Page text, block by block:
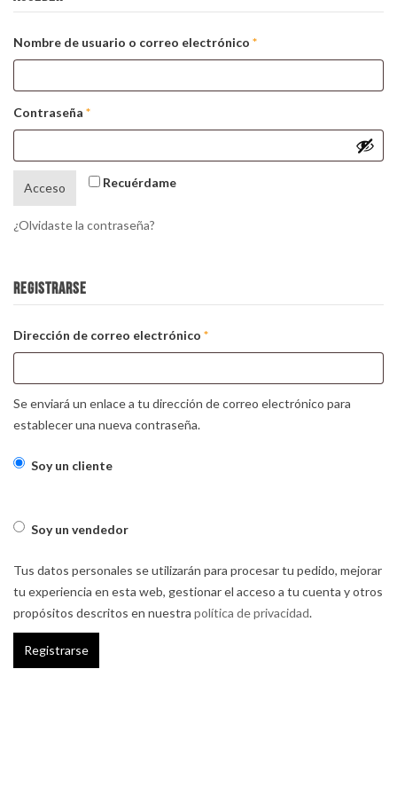
Nombre de usuario o correo electrónico *Obligatorio
Contraseña *Obligatorio
Recuérdame
Acceso
¿Olvidaste la contraseña?
REGISTRARSE
Dirección de correo electrónico *Obligatorio
Se enviará un enlace a tu dirección de correo electrónico para
establecer una nueva contraseña.
Soy un cliente
Soy un vendedor
Tus datos personales se utilizarán para procesar tu pedido, mejorar
tu experiencia en esta web, gestionar el acceso a tu cuenta y otros
propósitos descritos en nuestra política de privacidad.
Registrarse